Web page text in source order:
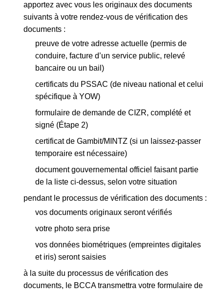
apportez avec vous les originaux des documents
suivants à votre rendez-vous de vérification des
documents :
preuve de votre adresse actuelle (permis de
conduire, facture d’un service public, relevé
bancaire ou un bail)
certificats du PSSAC (de niveau national et celui
spécifique à YOW)
formulaire de demande de CIZR, complété et
signé (Étape 2)
certificat de Gambit/MINTZ (si un laissez-passer
temporaire est nécessaire)
document gouvernemental officiel faisant partie
de la liste ci-dessus, selon votre situation
pendant le processus de vérification des documents :
vos documents originaux seront vérifiés
votre photo sera prise
vos données biométriques (empreintes digitales
et iris) seront saisies
à la suite du processus de vérification des
documents, le BCCA transmettra votre formulaire de